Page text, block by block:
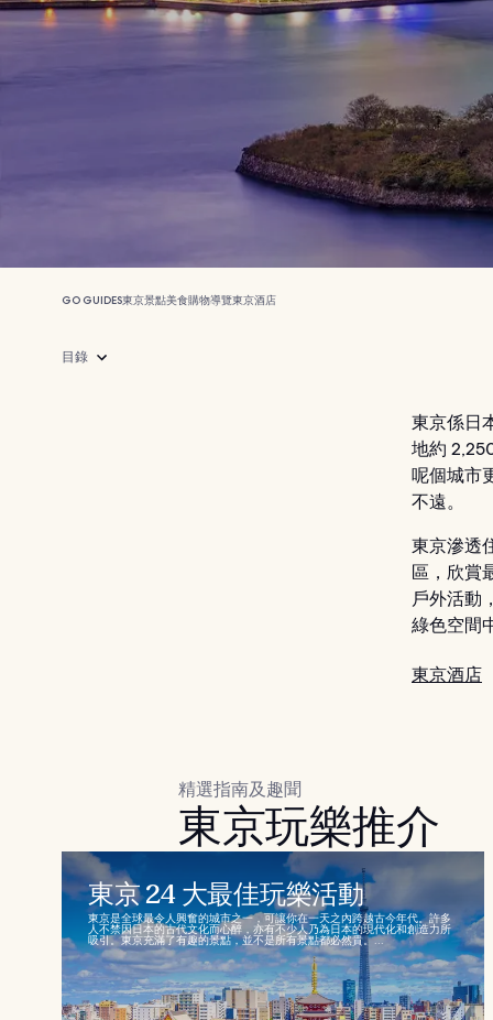
GO GUIDES東京景點美食購物導覽東京酒店
目錄
東京係日
地約
呢個城市
不遠。
東京滲透
區，欣賞
戶外活動
綠色空間
東京酒店
精選指南及趣聞
東京玩樂推介
東京 24 大最佳玩樂活動
東京是全球最令人興奮的城市之一，可讓你在一天之內跨越古今年代。許多
人不禁因日本的古代文化而心醉，亦有不少人乃為日本的現代化和創造力所
吸引。東京充滿了有趣的景點，並不是所有景點都必然貴。...